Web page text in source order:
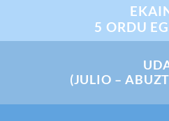
5 ORDU
(JULIO –